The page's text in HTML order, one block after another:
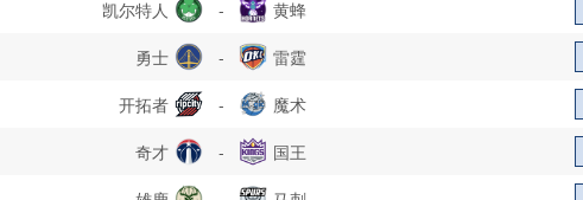
凯尔特人 - 黄蜂
勇士 - 雷霆
开拓者 - 魔术
奇才 - 国王